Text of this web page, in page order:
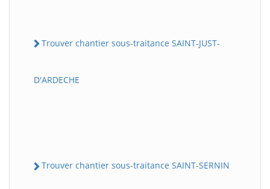
Trouver chantier sous-traitance SAINT-JUST-
D'ARDECHE
Trouver chantier sous-traitance SAINT-SERNIN